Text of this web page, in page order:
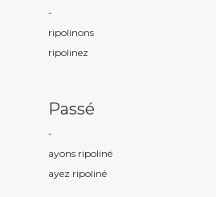
-
ripolinons
ripolinez
Passé
-
ayons ripoliné
ayez ripoliné